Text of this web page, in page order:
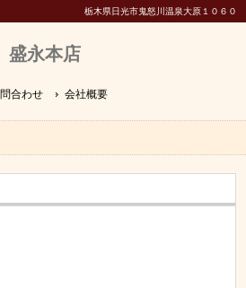
栃木県日光市鬼怒川温泉大原１０６０
盛永本店
問合わせ 会社概要